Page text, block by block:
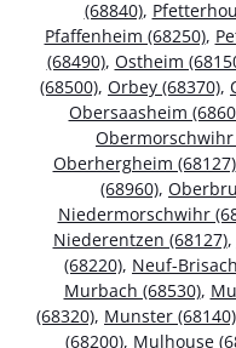
(68840),
Pfaffenheim (68250),
(68490), Ostheim
(68500), Orbey (68370),
Obersaasheim
Obermorschwihr
Oberhergheim (68127)
(68960),
Niedermorschwihr
Niederentzen (68127),
(68220), Neuf-
Murbach (68530),
(68320), Munster (68140)
(68200), Mulhouse